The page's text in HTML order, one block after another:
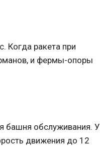
Когда ракета при
и фермы-опоры
башня обслуживания. У
движения до 12